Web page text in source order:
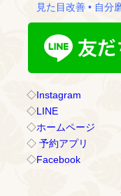
見た目改善 • 自分
◇Instagram
◇LINE
◇ホームページ
◇ 予約アプリ
◇Facebook